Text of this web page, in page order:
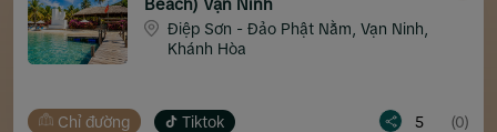
Beach) Vạn Ninh
Điệp Sơn - Đảo Phật Nằm, Vạn Ninh,
Khánh Hòa
Chỉ đường Tiktok 5 (0)